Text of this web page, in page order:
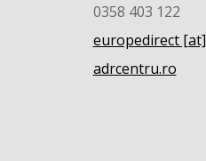
0358 403 122
europedirect [at]
adrcentru.ro